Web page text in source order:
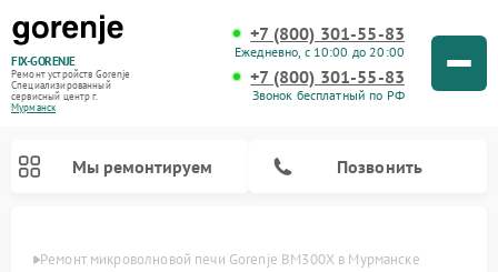
FIX-GORENJE
Ремонт устройств Gorenje
Специализированный
cервисный центр г.
Мурманск
+7 (800) 301-55-83
Ежедневно, с 10:00 до 20:00
+7 (800) 301-55-83
Звонок бесплатный по РФ
Мы ремонтируем Позвонить
Ремонт микроволновой печи Gorenje BM300X в Мурманске